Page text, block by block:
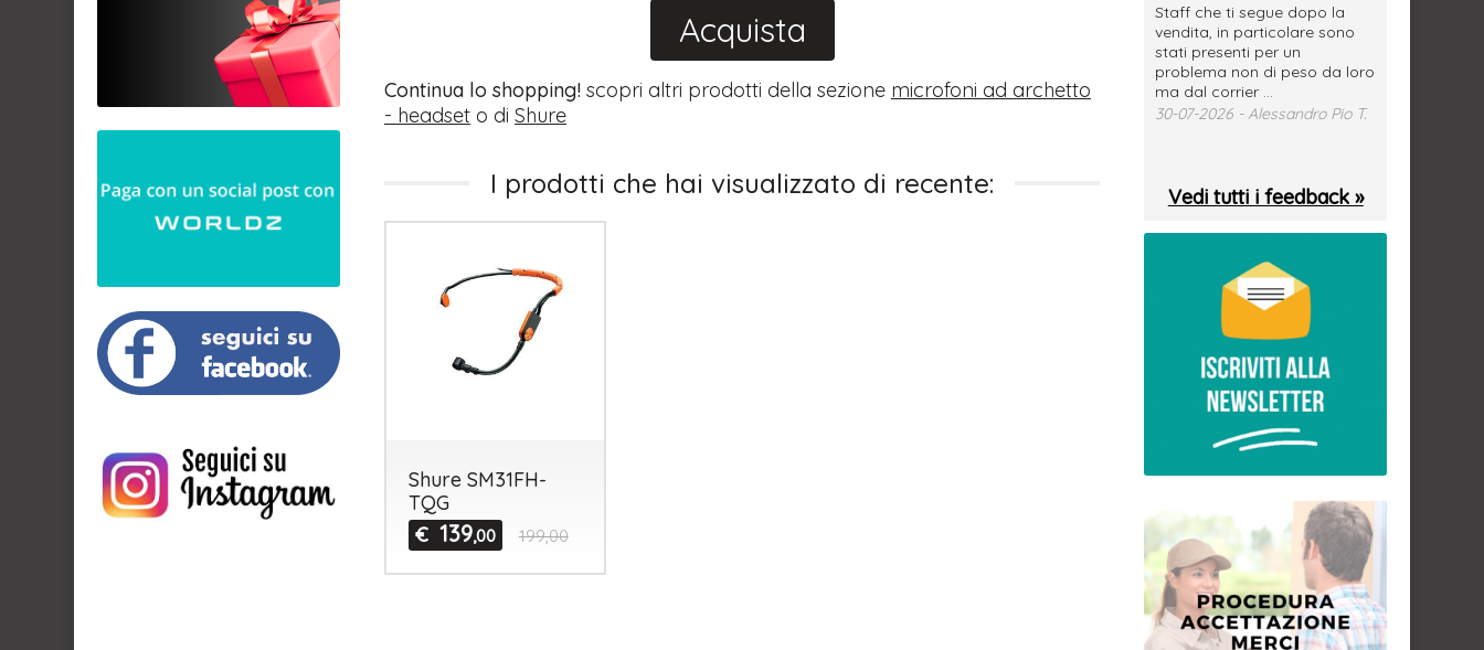
Acquista
Continua lo shopping!scopri altri prodotti della sezione microfoni ad archetto
- headseto di Shure
I prodotti che hai visualizzato di recente:
Shure SM31FH-
TQG
€ 139,00 199,00
Staff che ti segue dopo la
vendita, in particolare sono
stati presenti per un
problema non di peso da loro
ma dal corrier ...
30-07-2026 - Alessandro Pio T.
Vedi tutti i feedback »